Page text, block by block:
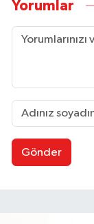
Yorumlar
Gönder